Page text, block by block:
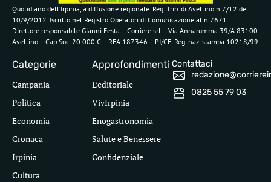
Quotidiano dell’Irpinia, a diffusione regionale. Reg. Trib. di Avellino n.7/12 del
10/9/2012. Iscritto nel Registro Operatori di Comunicazione al n.7671
Direttore responsabile Gianni Festa – Corriere srl – Via Annarumma 39/A 83100
Avellino – Cap.Soc. 20.000 € – REA 187346 – PI/CF. Reg. naz. stampa 10218/99
Categorie
Campania
Politica
Economia
Cronaca
Irpinia
Cultura
Approfondimenti
L’editoriale
VivIrpinia
Enogastronomia
Salute e Benessere
Confidenziale
Contattaci
0825 55 79 03